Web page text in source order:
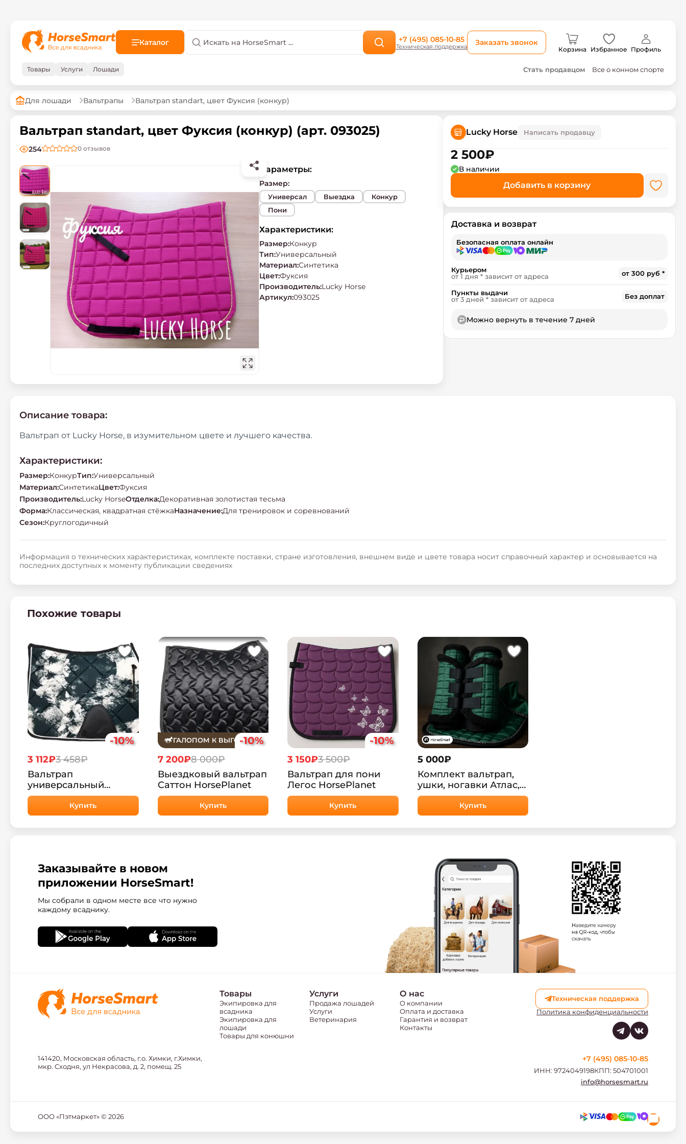
Каталог +7 (495) 085-10-85
Техническая поддержка Заказать звонок
Корзина Избранное Профиль
Товары Услуги Лошади Стать продавцом Все о конном спорте
Для лошади Вальтрапы Вальтрап standart, цвет Фуксия (конкур)
Вальтрап standart, цвет Фуксия (конкур) (арт. 093025)
254 0 отзывов
Параметры:
Размер:
Универсал Выездка
Конкур
Пони
Характеристики:
Размер:Конкур
Тип:Универсальный
Материал:Синтетика
Цвет:Фуксия
Производитель:Lucky Horse
Артикул:093025
Lucky Horse Написать продавцу
2 500₽
В наличии
Добавить в корзину
Доставка и возврат
Безопасная оплата онлайн
Курьером
от 1 дня * зависит от адреса
от 300 руб *
Пункты выдачи
от 3 дней * зависит от адреса
Без доплат
Можно вернуть в течение 7 дней
Описание товара:
Вальтрап от Lucky Horse, в изумительном цвете и лучшего качества.
Характеристики:
Размер:КонкурТип:Универсальный
Материал:СинтетикаЦвет:Фуксия
Производитель:Lucky HorseОтделка:Декоративная золотистая тесьма
Форма:Классическая, квадратная стёжкаНазначение:Для тренировок и соревнований
Сезон:Круглогодичный
Информация о технических характеристиках, комплекте поставки, стране изготовления, внешнем виде и цвете товара носит справочный характер и основывается на
последних доступных к моменту публикации сведениях
Похожие товары
-10%
3 112₽3 458₽
Вальтрап
универсальный
Сальсбург HorsePlanet
Купить
ГАЛОПОМ К ВЫГОДЕ-10%
7 200₽8 000₽
Выездковый вальтрап
Cаттон HorsePlanet
Купить
-10%
3 150₽3 500₽
Вальтрап для пони
Легос HorsePlanet
Купить
5 000₽
Комплект вальтрап,
ушки, ногавки Атлас,
цвет Темно-зеленый
Купить
Заказывайте в новом
приложении HorseSmart!
Мы собрали в одном месте все что нужно
каждому всаднику.
Товары
Экипировка для
всадника
Экипировка для
лошади
Товары для конюшни
Услуги
Продажа лошадей
Услуги
Ветеринария
О нас
О компании
Оплата и доставка
Гарантия и возврат
Контакты
Техническая поддержка
Политика конфиденциальности
141420, Московская область, г.о. Химки, г.Химки,
мкр. Сходня, ул Некрасова, д. 2, помещ. 25
+7 (495) 085-10-85
ИНН: 9724049198КПП: 504701001
info@horsesmart.ru
ООО «Пэтмаркет» © 2026